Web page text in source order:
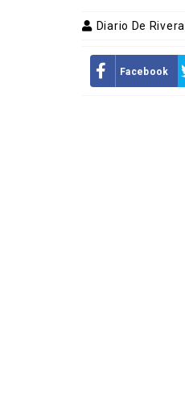
Diario De Rivera
Facebook